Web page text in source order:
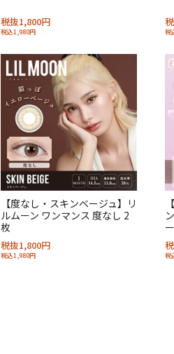
税抜1,800円
税込1,980円 税
【度なし・スキンベージュ】リ
ルムーン ワンマンス 度なし 2
枚
税抜1,800円
税込1,980円 税